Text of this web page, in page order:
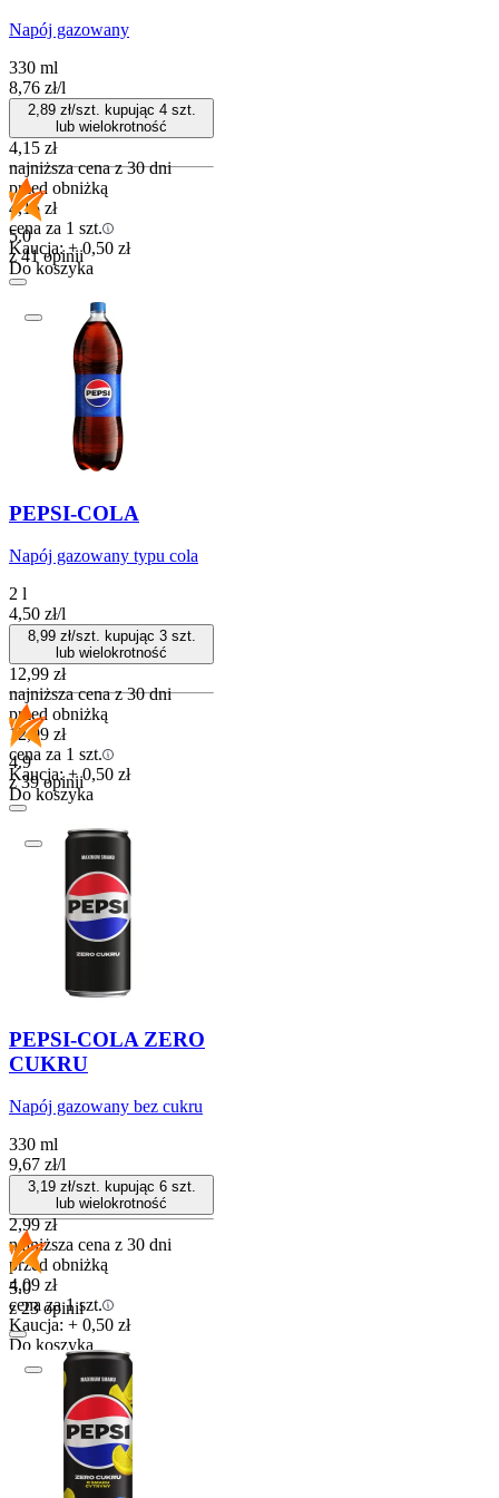
Napój gazowany
330 ml
8,76 zł/l
2,89zł/szt. kupując 4szt.
lub wielokrotność
4,15 zł
najniższa cena z 30 dni
przed obniżką
4,15 zł
cena za 1 szt.
Kaucja: + 0,50 zł
Do koszyka
5.0
z 41 opinii
PEPSI-COLA
Napój gazowany typu cola
2 l
4,50 zł/l
8,99zł/szt. kupując 3szt.
lub wielokrotność
12,99 zł
najniższa cena z 30 dni
przed obniżką
12,99 zł
cena za 1 szt.
Kaucja: + 0,50 zł
Do koszyka
4.9
z 39 opinii
PEPSI-COLA ZERO
CUKRU
Napój gazowany bez cukru
330 ml
9,67 zł/l
3,19zł/szt. kupując 6szt.
lub wielokrotność
2,99 zł
najniższa cena z 30 dni
przed obniżką
4,09 zł
cena za 1 szt.
Kaucja: + 0,50 zł
Do koszyka
5.0
z 23 opinii